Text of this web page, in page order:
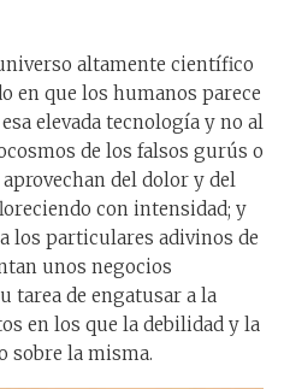
altamente científico
en que los humanos parece
elevada tecnología y no al
de los falsos gurús o
del dolor y del
con intensidad; y
los particulares adivinos de
unos negocios
tarea de engatusar a la
en los que la debilidad y la
sobre la misma.